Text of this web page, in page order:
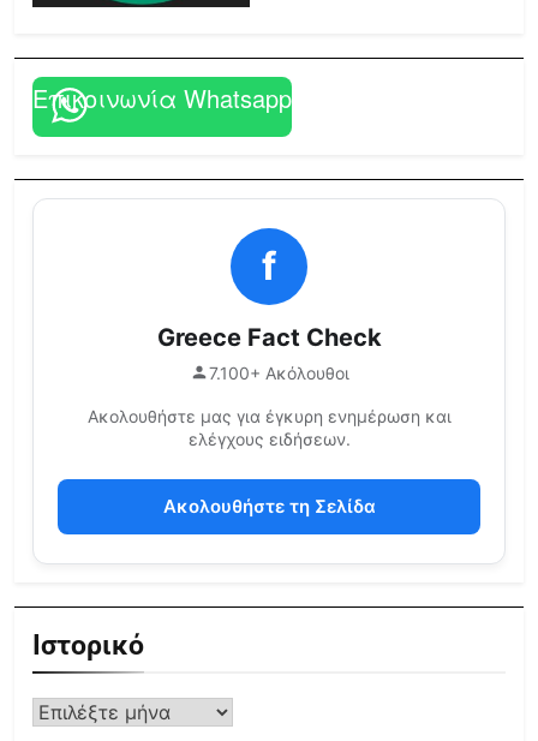
Επικοινωνία Whatsapp
f
Greece Fact Check
7.100+ Ακόλουθοι
Ακολουθήστε μας για έγκυρη ενημέρωση και
ελέγχους ειδήσεων.
Ακολουθήστε τη Σελίδα
Ιστορικό